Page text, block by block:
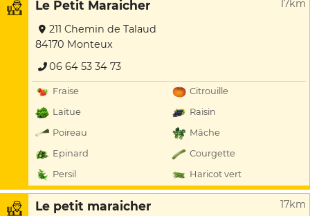
Le Petit Maraicher 17km
211 Chemin de Talaud
84170 Monteux
06 64 53 34 73
Fraise
Citrouille
Laitue
Raisin
Poireau
Mâche
Epinard
Courgette
Persil
Haricot vert
Le petit maraicher 17km